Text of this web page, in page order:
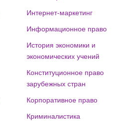
Интернет-маркетинг
Информационное право
История экономики и
экономических учений
Конституционное право
зарубежных стран
Корпоративное право
Криминалистика